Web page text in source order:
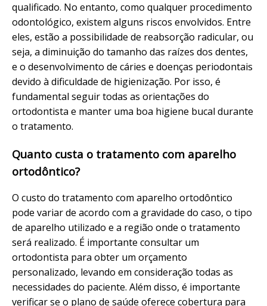
qualificado. No entanto, como qualquer procedimento
odontológico, existem alguns riscos envolvidos. Entre
eles, estão a possibilidade de reabsorção radicular, ou
seja, a diminuição do tamanho das raízes dos dentes,
e o desenvolvimento de cáries e doenças periodontais
devido à dificuldade de higienização. Por isso, é
fundamental seguir todas as orientações do
ortodontista e manter uma boa higiene bucal durante
o tratamento.
Quanto custa o tratamento com aparelho
ortodôntico?
O custo do tratamento com aparelho ortodôntico
pode variar de acordo com a gravidade do caso, o tipo
de aparelho utilizado e a região onde o tratamento
será realizado. É importante consultar um
ortodontista para obter um orçamento
personalizado, levando em consideração todas as
necessidades do paciente. Além disso, é importante
verificar se o plano de saúde oferece cobertura para